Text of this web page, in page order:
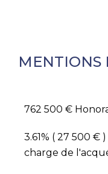
MENTIONS
762 500 €
3.61% ( 27 500 €
charge de